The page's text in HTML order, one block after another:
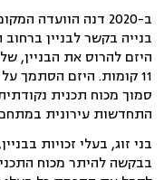
ב-2020 דנה
בנייה בקשר לבניין
11 קומות. היזם הסתמך על
סמוך מכוח תכנית נקודתית
התחדשות עירונית במתחם
בני זוג, בעלי זכויות